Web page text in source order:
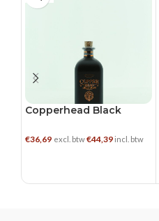
Copperhead Black
€36,69 excl. btw€44,39 incl. btw